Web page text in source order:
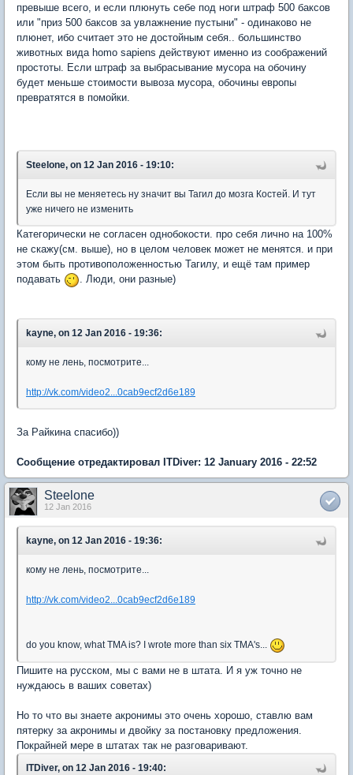
превыше всего, и если плюнуть себе под ноги штраф 500 баксов
или "приз 500 баксов за увлажнение пустыни" - одинаково не
плюнет, ибо считает это не достойным себя.. большинство
животных вида homo sapiens действуют именно из соображений
простоты. Если штраф за выбрасывание мусора на обочину
будет меньше стоимости вывоза мусора, обочины европы
превратятся в помойки.
Steelone, on 12 Jan 2016 - 19:10:
Если вы не меняетесь ну значит вы Тагил до мозга Костей. И тут
уже ничего не изменить
Категорически не согласен однобокости. про себя лично на 100%
не скажу(см. выше), но в целом человек может не менятся. и при
этом быть противоположенностью Тагилу, и ещё там пример
подавать
. Люди, они разные)
kayne, on 12 Jan 2016 - 19:36:
кому не лень, посмотрите...
http://vk.com/video2...0cab9ecf2d6e189
За Райкина спасибо))
Сообщение отредактировал ITDiver: 12 January 2016 - 22:52
Steelone
12 Jan 2016
kayne, on 12 Jan 2016 - 19:36:
кому не лень, посмотрите...
http://vk.com/video2...0cab9ecf2d6e189
do you know, what TMA is? I wrote more than six TMA's...
Пишите на русском, мы с вами не в штата. И я уж точно не
нуждаюсь в ваших советах)
Но то что вы знаете акронимы это очень хорошо, ставлю вам
пятерку за акронимы и двойку за постановку предложения.
Покрайней мере в штатах так не разговаривают.
ITDiver, on 12 Jan 2016 - 19:40: